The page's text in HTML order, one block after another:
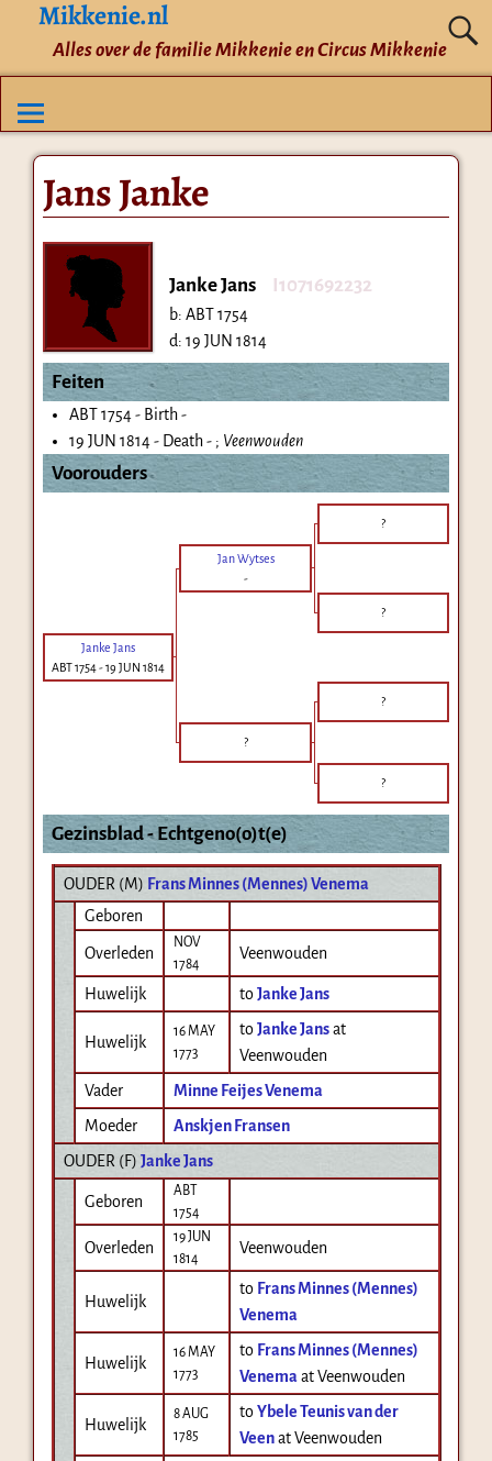
Mikkenie.nl
Alles over de familie Mikkenie en Circus Mikkenie
Jans Janke
Janke Jans I1071692232
b: ABT 1754
d: 19 JUN 1814
Feiten
ABT 1754 - Birth -
19 JUN 1814 - Death - ; Veenwouden
Voorouders
?
Jan Wytses
-
?
Janke Jans
ABT 1754-19 JUN 1814
?
?
?
Gezinsblad - Echtgeno(o)t(e)
OUDER (M) Frans Minnes (Mennes) Venema
Geboren
Overleden
NOV
1784
Veenwouden
Huwelijk toJanke Jans
Huwelijk
16 MAY
1773
toJanke Jans at
Veenwouden
Vader
Minne Feijes Venema
Moeder
Anskjen Fransen
OUDER (F) Janke Jans
Geboren
ABT
1754
Overleden
19 JUN
1814
Veenwouden
Huwelijk
to Frans Minnes (Mennes)
Venema
Huwelijk
16 MAY
1773
to Frans Minnes (Mennes)
Venema at Veenwouden
Huwelijk
8 AUG
1785
toYbele Teunis van der
Veen at Veenwouden